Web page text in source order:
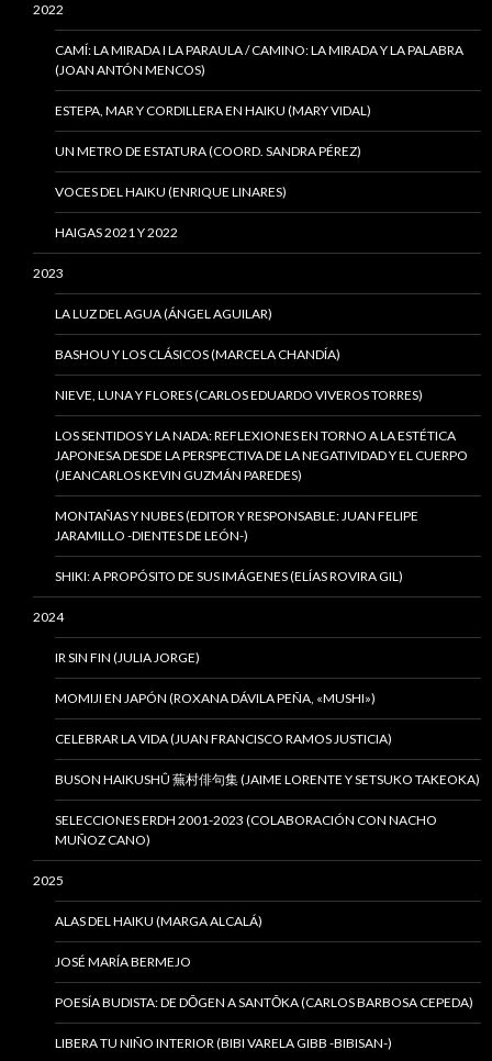
2022
CAMÍ: LA MIRADA I LA PARAULA / CAMINO: LA MIRADA Y LA PALABRA
(JOAN ANTÓN MENCOS)
ESTEPA, MAR Y CORDILLERA EN HAIKU (MARY VIDAL)
UN METRO DE ESTATURA (COORD. SANDRA PÉREZ)
VOCES DEL HAIKU (ENRIQUE LINARES)
HAIGAS 2021 Y 2022
2023
LA LUZ DEL AGUA (ÁNGEL AGUILAR)
BASHOU Y LOS CLÁSICOS (MARCELA CHANDÍA)
NIEVE, LUNA Y FLORES (CARLOS EDUARDO VIVEROS TORRES)
LOS SENTIDOS Y LA NADA: REFLEXIONES EN TORNO A LA ESTÉTICA
JAPONESA DESDE LA PERSPECTIVA DE LA NEGATIVIDAD Y EL CUERPO
(JEANCARLOS KEVIN GUZMÁN PAREDES)
MONTAÑAS Y NUBES (EDITOR Y RESPONSABLE: JUAN FELIPE
JARAMILLO -DIENTES DE LEÓN-)
SHIKI: A PROPÓSITO DE SUS IMÁGENES (ELÍAS ROVIRA GIL)
2024
IR SIN FIN (JULIA JORGE)
MOMIJI EN JAPÓN (ROXANA DÁVILA PEÑA, «MUSHI»)
CELEBRAR LA VIDA (JUAN FRANCISCO RAMOS JUSTICIA)
BUSON HAIKUSHÛ 蕪村俳句集 (JAIME LORENTE Y SETSUKO TAKEOKA)
SELECCIONES ERDH 2001-2023 (COLABORACIÓN CON NACHO
MUÑOZ CANO)
2025
ALAS DEL HAIKU (MARGA ALCALÁ)
JOSÉ MARÍA BERMEJO
POESÍA BUDISTA: DE DŌGEN A SANTŌKA (CARLOS BARBOSA CEPEDA)
LIBERA TU NIÑO INTERIOR (BIBI VARELA GIBB -BIBISAN-)